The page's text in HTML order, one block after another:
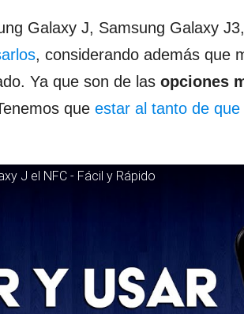
Galaxy J, Samsung Galaxy J3,
, considerando además que
Ya que son de las opciones
que estar al tanto de
J el NFC - Fácil y Rápido